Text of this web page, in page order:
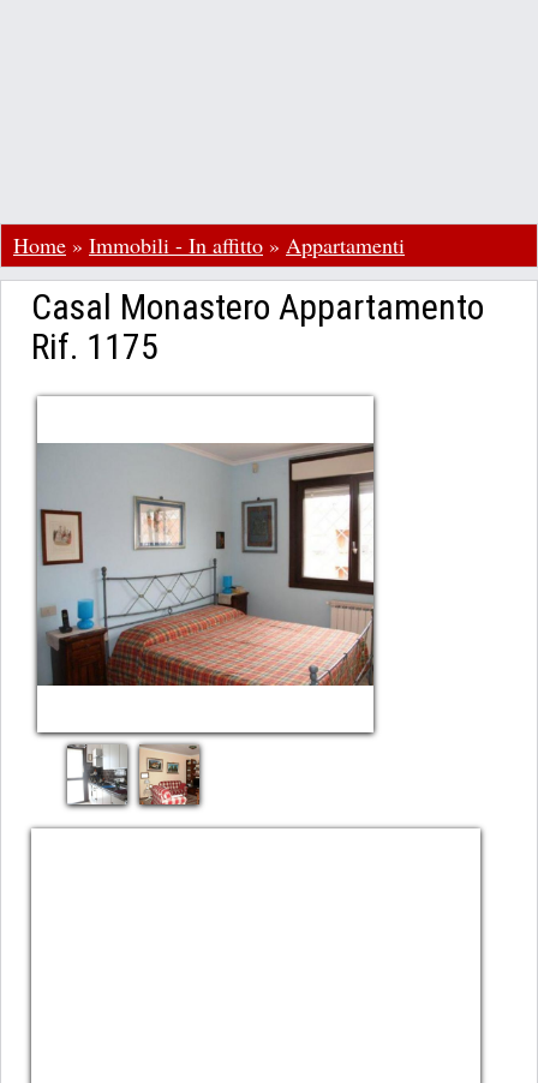
Home » Immobili - In affitto » Appartamenti
Casal Monastero Appartamento
Rif. 1175